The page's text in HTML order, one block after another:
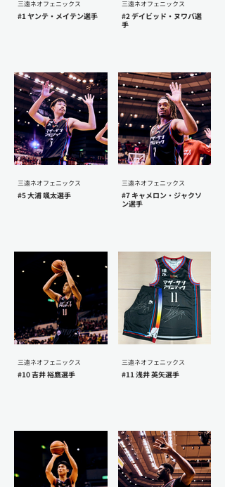
三遠ネオフェニックス
#1 ヤンテ・メイテン選手
三遠ネオフェニックス
#2 デイビッド・ヌワバ選
手
三遠ネオフェニックス
#5 大浦 颯太選手
三遠ネオフェニックス
#7 キャメロン・ジャクソ
ン選手
三遠ネオフェニックス
#10 吉井 裕鷹選手
三遠ネオフェニックス
#11 浅井 英矢選手